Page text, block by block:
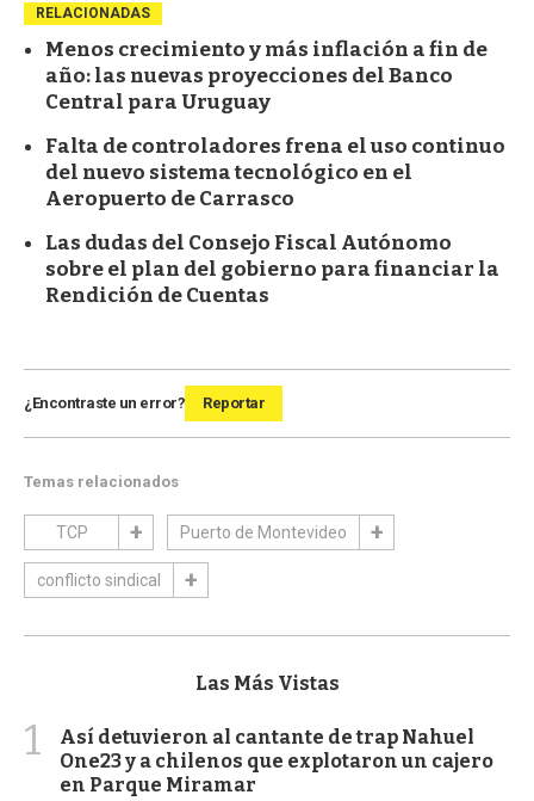
RELACIONADAS
Menos crecimiento y más inflación a fin de
año: las nuevas proyecciones del Banco
Central para Uruguay
Falta de controladores frena el uso continuo
del nuevo sistema tecnológico en el
Aeropuerto de Carrasco
Las dudas del Consejo Fiscal Autónomo
sobre el plan del gobierno para financiar la
Rendición de Cuentas
¿Encontraste un error? Reportar
Temas relacionados
TCP Puerto de Montevideo
conflicto sindical
Las Más Vistas
1
Así detuvieron al cantante de trap Nahuel
One23 y a chilenos que explotaron un cajero
en Parque Miramar